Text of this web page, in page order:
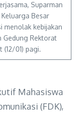
Suparman
Besar
menolak kebijakan
Gedung Rektorat
(12/01) pagi.
Mahasiswa
(FDK),